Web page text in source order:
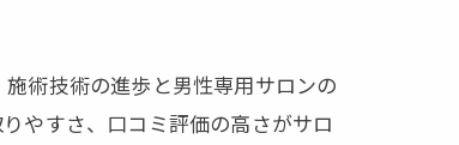
術技術の進歩と男性専用サロンの
やすさ、口コミ評価の高さがサロ